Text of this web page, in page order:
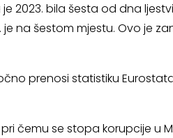
2023. bila šesta od dna
na šestom mjestu. Ovo je
prenosi statistiku
pri čemu se stopa korupcije u